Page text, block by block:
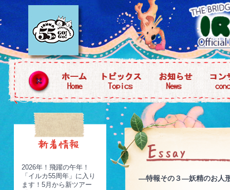
2026年！飛躍の午年！
「イルカ55周年」に入り
ます！5月から新ツアー
―特報その３―妖精のお人